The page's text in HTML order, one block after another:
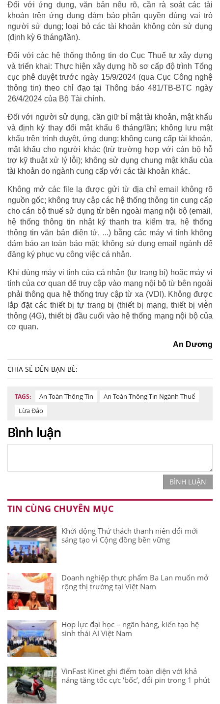
Đối với ứng dụng, văn bản nêu rõ, cần rà soát các tài
khoản trên ứng dụng đảm bảo phân quyền đúng vai trò
người sử dụng; loại bỏ các tài khoản không còn sử dụng
(định kỳ 6 tháng/lần).
Đối với các hệ thống thông tin do Cục Thuế tự xây dựng
và triển khai: Thực hiện xây dựng hồ sơ cấp độ trình Tổng
cục phê duyệt trước ngày 15/9/2024 (qua Cục Công nghệ
thông tin) theo chỉ đạo tại Thông báo 481/TB-BTC ngày
26/4/2024 của Bộ Tài chính.
Đối với người sử dụng, cần giữ bí mật tài khoản, mật khẩu
và định kỳ thay đổi mật khẩu 6 tháng/lần; không lưu mật
khẩu trên trình duyệt, ứng dụng; không cung cấp tài khoản,
mật khẩu cho người khác (trừ trường hợp với cán bộ hỗ
trợ kỹ thuật xử lý lỗi); không sử dụng chung mật khẩu của
tài khoản do ngành cung cấp với các tài khoản khác.
Không mở các file lạ được gửi từ địa chỉ email không rõ
nguồn gốc; không truy cập các hệ thống thông tin cung cấp
cho cán bộ thuế sử dụng từ bên ngoài mạng nội bộ (email,
hệ thống thông tin nhật ký thanh tra kiểm tra, hệ thống
thông tin văn bản điện tử, ...) bằng các máy vi tính không
đảm bảo an toàn bảo mật; không sử dụng email ngành để
đăng ký phục vụ công việc cá nhân.
Khi dùng máy vi tính của cá nhân (tự trang bị) hoặc máy vi
tính của cơ quan để truy cập vào mạng nội bộ từ bên ngoài
phải thông qua hệ thống truy cập từ xa (VDI). Không được
lắp đặt các thiết bị tự trang bị (thiết bị mạng, thiết bị viễn
thông (4G), thiết bị đầu cuối vào hệ thống mạng nội bộ của
cơ quan.
An Dương
CHIA SẺ ĐẾN BẠN BÈ:
TAGS: An Toàn Thông Tin
An Toàn Thông Tin Ngành Thuế
Lừa Đảo
Bình luận
BÌNH LUẬN
TIN CÙNG CHUYÊN MỤC
Khởi động Thử thách thanh niên đổi mới
sáng tạo vì Cộng đồng bền vững
Doanh nghiệp thực phẩm Ba Lan muốn mở
rộng thị trường tại Việt Nam
Hợp lực đại học – ngân hàng, kiến tạo hệ
sinh thái AI Việt Nam
VinFast Kinet ghi điểm toàn diện với khả
năng tăng tốc cực ‘bốc’, đổi pin trong 1 phút